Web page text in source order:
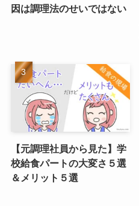
因は調理法のせいではない
【元調理社員から見た】学
校給食パートの大変さ５選
＆メリット５選